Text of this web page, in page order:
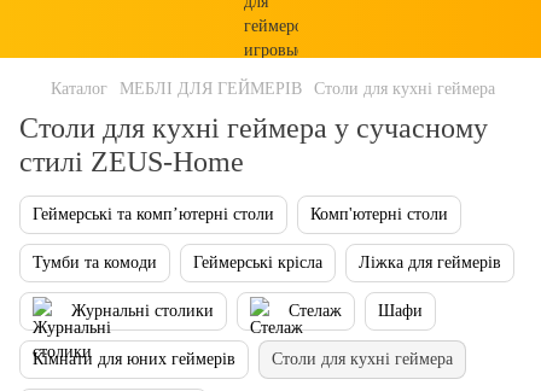
Каталог МЕБЛІ ДЛЯ ГЕЙМЕРІВ Столи для кухні геймера
Столи для кухні геймера у сучасному
стилі ZEUS-Home
Геймерські та комп’ютерні столи Комп'ютерні столи
Тумби та комоди Геймерські крісла Ліжка для геймерів
Журнальні столики Стелаж Шафи
Кімнати для юних геймерів Столи для кухні геймера